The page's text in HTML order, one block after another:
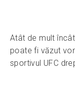
Atât de mult
poate fi văzut
sportivul UFC